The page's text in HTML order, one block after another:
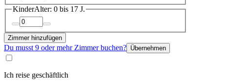
KinderAlter: 0 bis 17 J.
Zimmer hinzufügen
Du musst 9 oder mehr Zimmer buchen? Übernehmen
Ich reise geschäftlich